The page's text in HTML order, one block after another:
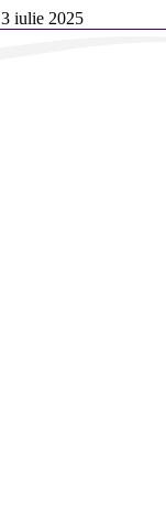
3 iulie 2025